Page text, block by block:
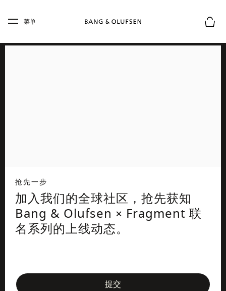
Skip to main footer
菜单
抢先一步
加入我们的全球社区，抢先获知
Bang & Olufsen × Fragment 联
名系列的上线动态。
提交